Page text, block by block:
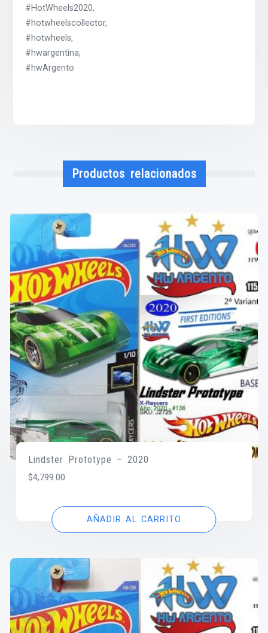
#HotWheels2020,
#hotwheelscollector,
#hotwheels,
#hwargentina,
#hwArgento
Productos relacionados
Lindster Prototype – 2020
$4,799.00
AÑADIR AL CARRITO